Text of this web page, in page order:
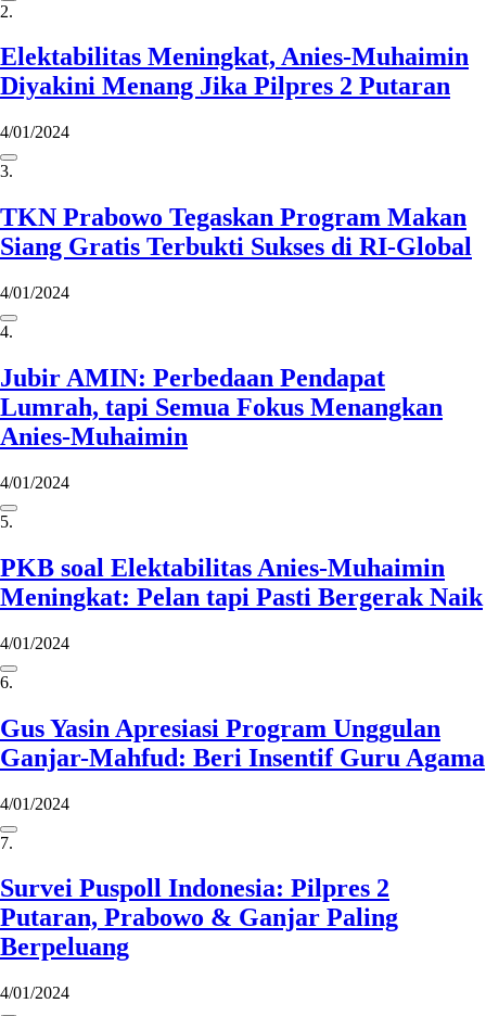
2.
Elektabilitas Meningkat, Anies-Muhaimin
Diyakini Menang Jika Pilpres 2 Putaran
4/01/2024
3.
TKN Prabowo Tegaskan Program Makan
Siang Gratis Terbukti Sukses di RI-Global
4/01/2024
4.
Jubir AMIN: Perbedaan Pendapat
Lumrah, tapi Semua Fokus Menangkan
Anies-Muhaimin
4/01/2024
5.
PKB soal Elektabilitas Anies-Muhaimin
Meningkat: Pelan tapi Pasti Bergerak Naik
4/01/2024
6.
Gus Yasin Apresiasi Program Unggulan
Ganjar-Mahfud: Beri Insentif Guru Agama
4/01/2024
7.
Survei Puspoll Indonesia: Pilpres 2
Putaran, Prabowo & Ganjar Paling
Berpeluang
4/01/2024